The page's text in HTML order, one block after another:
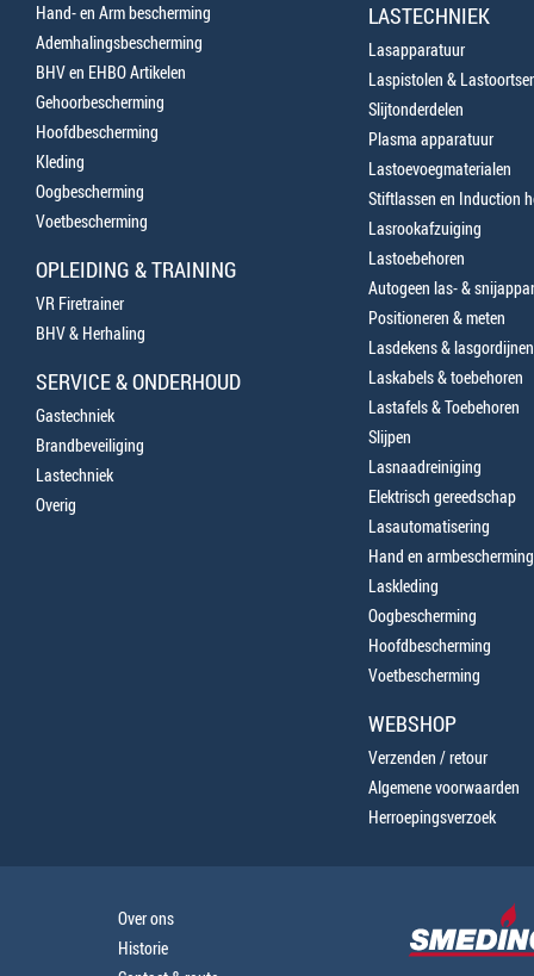
Hand- en Arm bescherming
Ademhalingsbescherming
BHV en EHBO Artikelen
Gehoorbescherming
Hoofdbescherming
Kleding
Oogbescherming
Voetbescherming
OPLEIDING & TRAINING
VR Firetrainer
BHV & Herhaling
SERVICE & ONDERHOUD
Gastechniek
Brandbeveiliging
Lastechniek
Overig
LASTECHNIEK
Lasapparatuur
Laspistolen &
Slijtonderdelen
Plasma apparatuur
Lastoevoegmaterialen
Stiftlassen en Induction
Lasrookafzuiging
Lastoebehoren
Autogeen las- &
Positioneren & meten
Lasdekens & lasgordijnen
Laskabels & toebehoren
Lastafels & Toebehoren
Slijpen
Lasnaadreiniging
Elektrisch gereedschap
Lasautomatisering
Hand en armbescherming
Laskleding
Oogbescherming
Hoofdbescherming
Voetbescherming
WEBSHOP
Verzenden / retour
Algemene voorwaarden
Herroepingsverzoek
Over ons
Historie